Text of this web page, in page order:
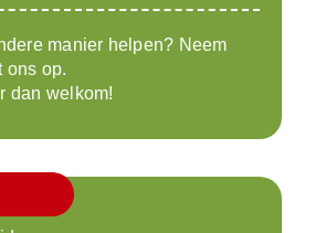
manier helpen? Neem
ons op.
dan welkom!